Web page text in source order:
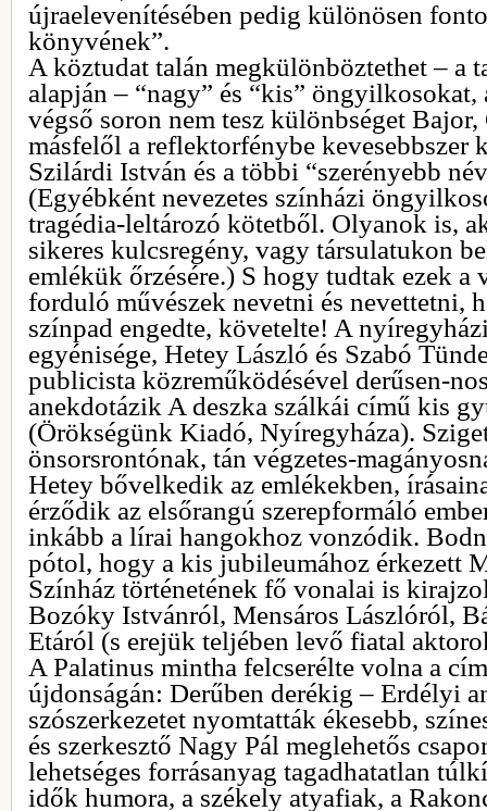
újraelevenítésében pedig különösen
könyvének”.
A köztudat talán megkülönböztethet – a
alapján – “nagy” és “kis”
végső soron nem tesz különbséget
másfelől a reflektorfénybe kevesebbszer
Szilárdi István és a többi “szerényebb
(Egyébként nevezetes színházi
tragédia-leltározó kötetből. Olyanok is,
sikeres kulcsregény, vagy társulatukon
emlékük őrzésére.) S hogy tudtak ezek a
forduló művészek nevetni és nevettetni,
színpad engedte, követelte! A
egyénisége, Hetey László és Szabó
publicista közreműködésével derűsen-
anekdotázik A deszka szálkái című kis
(Örökségünk Kiadó, Nyíregyháza).
önsorsrontónak, tán végzetes-
Hetey bővelkedik az emlékekben,
érződik az elsőrangú szerepformáló
inkább a lírai hangokhoz vonzódik.
pótol, hogy a kis jubileumához érkezett
Színház történetének fő vonalai is
Bozóky Istvánról, Mensáros Lászlóról,
Etáról (s erejük teljében levő fiatal
A Palatinus mintha felcserélte volna a
újdonságán: Derűben derékig – Erdélyi
szószerkezetet nyomtatták ékesebb,
és szerkesztő Nagy Pál meglehetős
lehetséges forrásanyag tagadhatatlan
idők humora, a székely atyafiak, a